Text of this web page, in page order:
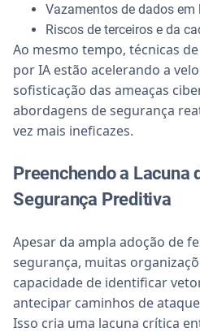
Vazamentos de dados em
Riscos de terceiros e da
Ao mesmo tempo, técnicas
por IA estão acelerando a
sofisticação das ameaças
abordagens de segurança
vez mais ineficazes.
Preenchendo a Lacuna
Segurança Preditiva
Apesar da ampla adoção de
segurança, muitas
capacidade de identificar
antecipar caminhos de
Isso cria uma lacuna crítica